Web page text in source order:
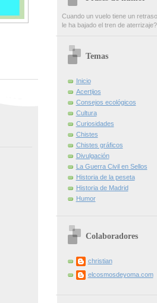
Cuando un vuelo tiene un
le ha bajado el tren de aterrizaje?
Temas
Inicio
Acertijos
Consejos ecológicos
Cultura
Curiosidades
Chistes
Chistes gráficos
Divulgación
La Guerra Civil en Sellos
Historia de la peseta
Historia de Madrid
Humor
Colaboradores
christian
elcosmosdeyoma.com